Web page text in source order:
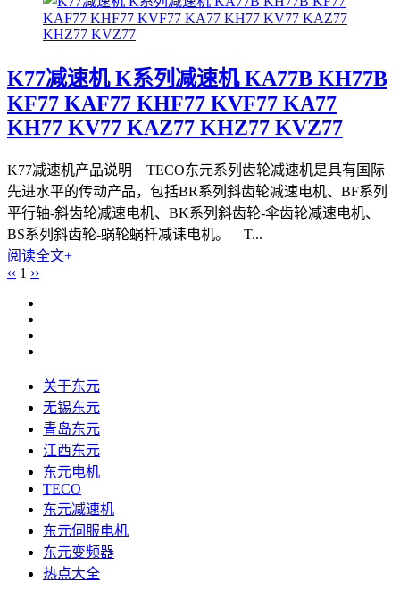
K77减速机 K系列减速机 KA77B KH77B
KF77 KAF77 KHF77 KVF77 KA77
KH77 KV77 KAZ77 KHZ77 KVZ77
K77减速机产品说明 TECO东元系列齿轮减速机是具有国际
先进水平的传动产品，包括BR系列斜齿轮减速电机、BF系列
平行轴-斜齿轮减速电机、BK系列斜齿轮-伞齿轮减速电机、
BS系列斜齿轮-蜗轮蜗杄减诔电机。 T...
阅读全文+
‹‹ 1 ››
关于东元
无锡东元
青岛东元
江西东元
东元电机
TECO
东元减速机
东元伺服电机
东元变频器
热点大全